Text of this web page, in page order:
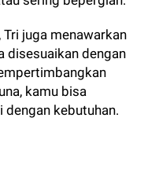
juga menawarkan
disesuaikan dengan
kamu bisa
kebutuhan.